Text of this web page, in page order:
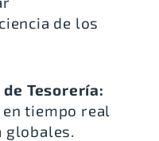
de los
Tesorería:
tiempo real
globales.